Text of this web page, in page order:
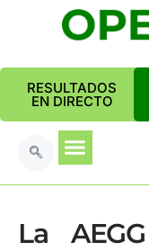
RESULTADOS
EN DIRECTO
La